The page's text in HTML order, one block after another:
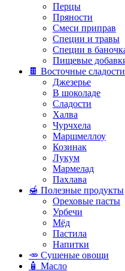
Перцы
Пряности
Смеси приправ
Специи и травы
Специи в
Пищевые
🍫 Восточные сладости
Джезерье
В шоколаде
Сладости
Халва
Чурчхела
Маршмеллоу
Козинак
Лукум
Мармелад
Пахлава
🍯 Полезные продукты
Ореховые пасты
Урбечи
Мёд
Пастила
Напитки
🥕 Сушеные овощи
🧴 Масло